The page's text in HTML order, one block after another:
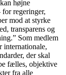
højne
regeringer,
mod at styrke
transparens og
Som medlem
der skal
fælles, objektive
fra alle